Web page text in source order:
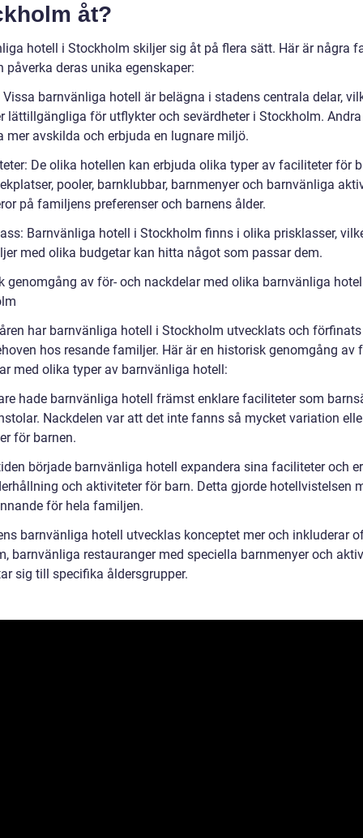
åt?
hotell i Stockholm skiljer sig åt på flera sätt. Här är några
påverka deras unika egenskaper:
Vissa barnvänliga hotell är belägna i stadens centrala delar,
lättillgängliga för utflykter och sevärdheter i Stockholm.
mer avskilda och erbjuda en lugnare miljö.
De olika hotellen kan erbjuda olika typer av faciliteter för
pooler, barnklubbar, barnmenyer och barnvänliga
på familjens preferenser och barnens ålder.
Barnvänliga hotell i Stockholm finns i olika prisklasser,
med olika budgetar kan hitta något som passar dem.
genomgång av för- och nackdelar med olika barnvänliga
har barnvänliga hotell i Stockholm utvecklats och
hos resande familjer. Här är en historisk genomgång av
med olika typer av barnvänliga hotell:
hade barnvänliga hotell främst enklare faciliteter som
Nackdelen var att det inte fanns så mycket variation
för barnen.
började barnvänliga hotell expandera sina faciliteter och
och aktiviteter för barn. Detta gjorde hotellvistelsen
för hela familjen.
barnvänliga hotell utvecklas konceptet mer och inkluderar
barnvänliga restauranger med speciella barnmenyer och
sig till specifika åldersgrupper.